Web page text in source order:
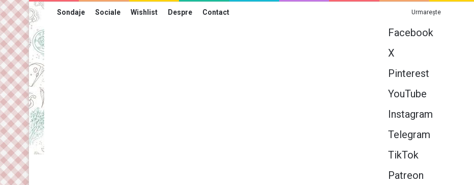
Sondaje Sociale Wishlist Despre Contact Urmarește
Facebook
X
Pinterest
YouTube
Instagram
Telegram
TikTok
Patreon